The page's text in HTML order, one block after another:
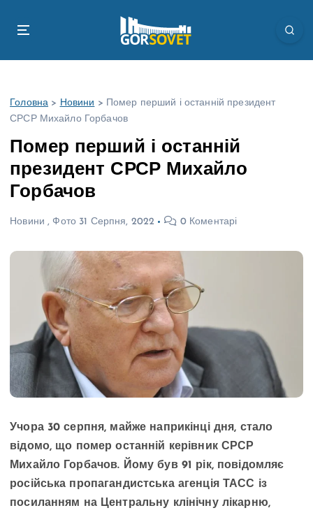
Головна > Новини >
Помер перший і останній президент
СРСР Михайло Горбачов
Помер перший і останній
президент СРСР Михайло
Горбачов
Новини , Фото 31 Серпня, 2022 0 Коментарі
Учора 30 серпня, майже наприкінці дня, стало
відомо, що помер останній керівник СРСР
Михайло Горбачов. Йому був 91 рік, повідомляє
російська пропагандистська агенція ТАСС із
посиланням на Центральну клінічну лікарню,